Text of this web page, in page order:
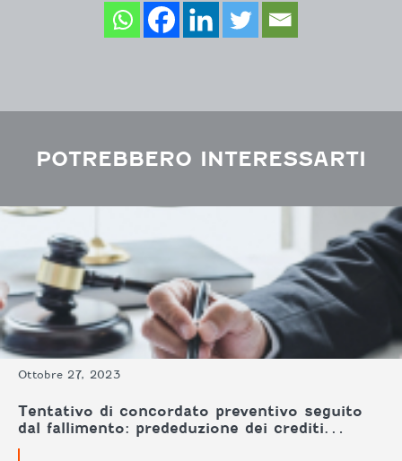
POTREBBERO INTERESSARTI
Ottobre 27, 2023
Tentativo di concordato preventivo seguito
dal fallimento: prededuzione dei crediti…